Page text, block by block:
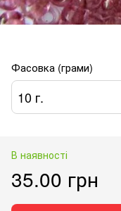
Фасовка (грами)
10 г.
В наявності
35.00 грн